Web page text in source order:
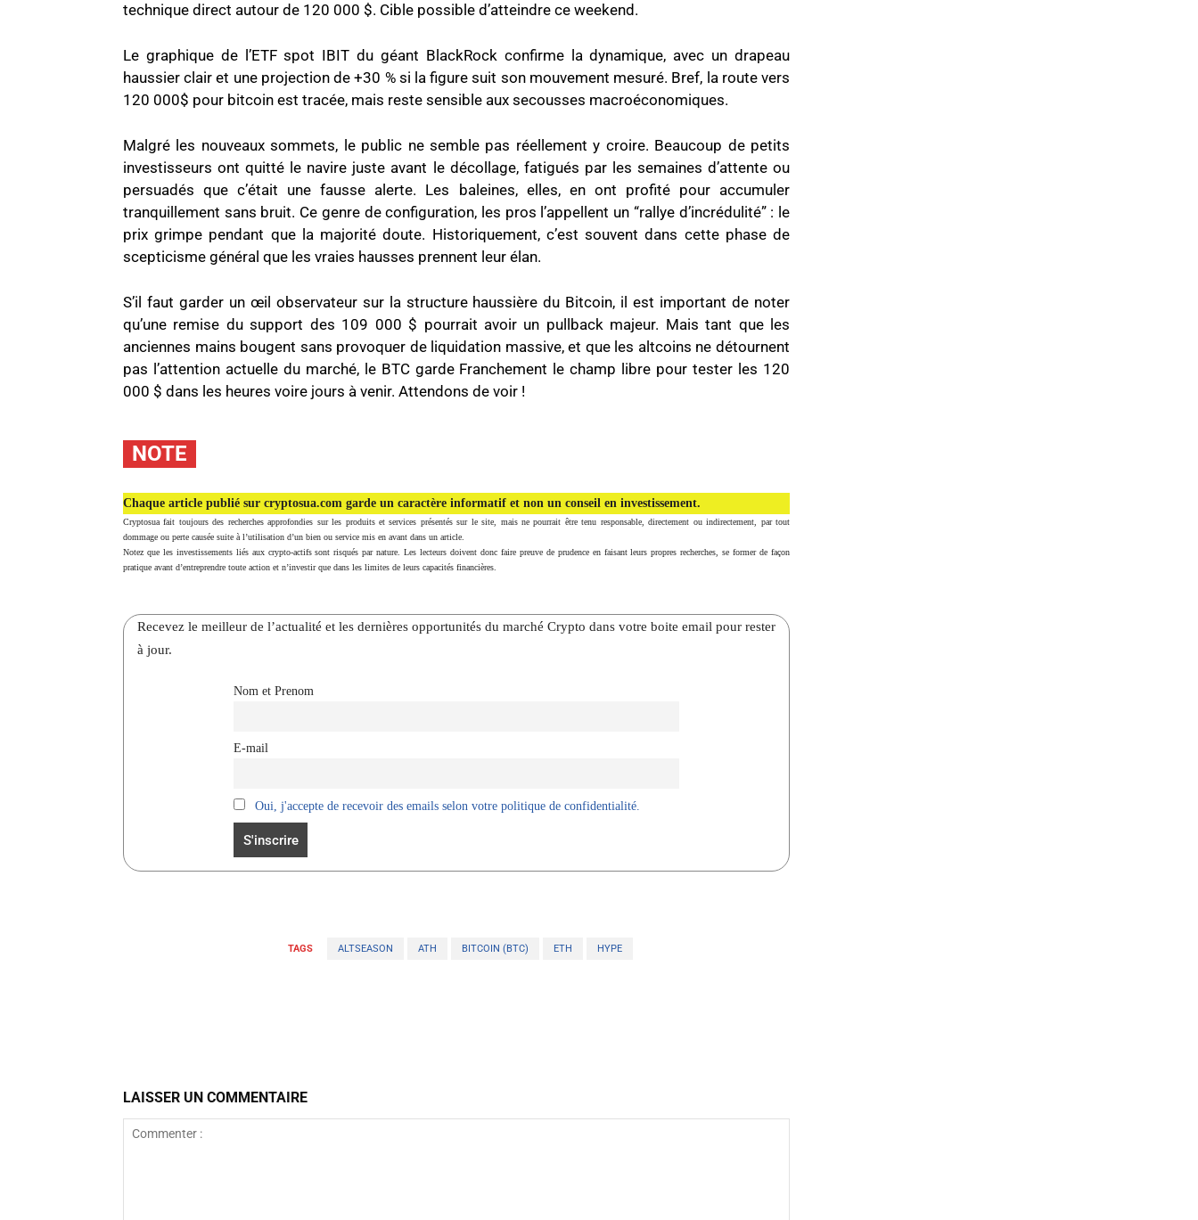
technique direct autour de 120 000 $. Cible possible d’atteindre ce weekend.
Le graphique de l’ETF spot IBIT du géant BlackRock confirme la dynamique, avec un drapeau
haussier clair et une projection de +30 % si la figure suit son mouvement mesuré. Bref, la route vers
120 000$ pour bitcoin est tracée, mais reste sensible aux secousses macroéconomiques.
Malgré les nouveaux sommets, le public ne semble pas réellement y croire. Beaucoup de petits
investisseurs ont quitté le navire juste avant le décollage, fatigués par les semaines d’attente ou
persuadés que c’était une fausse alerte. Les baleines, elles, en ont profité pour accumuler
tranquillement sans bruit. Ce genre de configuration, les pros l’appellent un “rallye d’incrédulité” : le
prix grimpe pendant que la majorité doute. Historiquement, c’est souvent dans cette phase de
scepticisme général que les vraies hausses prennent leur élan.
S’il faut garder un œil observateur sur la structure haussière du Bitcoin, il est important de noter
qu’une remise du support des 109 000 $ pourrait avoir un pullback majeur. Mais tant que les
anciennes mains bougent sans provoquer de liquidation massive, et que les altcoins ne détournent
pas l’attention actuelle du marché, le BTC garde Franchement le champ libre pour tester les 120
000 $ dans les heures voire jours à venir. Attendons de voir !
NOTE
Chaque article publié sur cryptosua.com garde un caractère informatif et non un conseil en investissement.
Cryptosua fait toujours des recherches approfondies sur les produits et services présentés sur le site, mais ne pourrait être tenu responsable, directement ou indirectement, par tout
dommage ou perte causée suite à l’utilisation d’un bien ou service mis en avant dans un article.
Notez que les investissements liés aux crypto-actifs sont risqués par nature. Les lecteurs doivent donc faire preuve de prudence en faisant leurs propres recherches, se former de façon
pratique avant d’entreprendre toute action et n’investir que dans les limites de leurs capacités financières.
Recevez le meilleur de l’actualité et les dernières opportunités du marché Crypto dans votre boite email pour rester
à jour.
Nom et Prenom
E-mail
Oui, j'accepte de recevoir des emails selon votre politique de confidentialité.
TAGS ALTSEASON ATH BITCOIN (BTC) ETH HYPE
LAISSER UN COMMENTAIRE